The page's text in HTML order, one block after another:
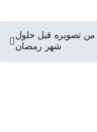
من تصويره قبل حلول
شهر رمضان